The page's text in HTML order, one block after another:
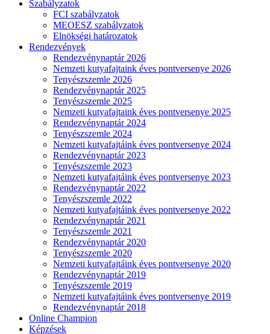
Szabályzatok
FCI szabályzatok
MEOESZ szabályzatok
Elnökségi határozatok
Rendezvények
Rendezvénynaptár 2026
Nemzeti kutyafajtaink éves pontversenye 2026
Tenyészszemle 2026
Rendezvénynaptár 2025
Tenyészszemle 2025
Nemzeti kutyafajtaink éves pontversenye 2025
Rendezvénynaptár 2024
Tenyészszemle 2024
Nemzeti kutyafajtáink éves pontversenye 2024
Rendezvénynaptár 2023
Tenyészszemle 2023
Nemzeti kutyafajtáink éves pontversenye 2023
Rendezvénynaptár 2022
Tenyészszemle 2022
Nemzeti kutyafajtáink éves pontversenye 2022
Rendezvénynaptár 2021
Tenyészszemle 2021
Rendezvénynaptár 2020
Tenyészszemle 2020
Nemzeti kutyafajtáink éves pontversenye 2020
Rendezvénynaptár 2019
Tenyészszemle 2019
Nemzeti kutyafajtáink éves pontversenye 2019
Rendezvénynaptár 2018
Online Champion
Képzések